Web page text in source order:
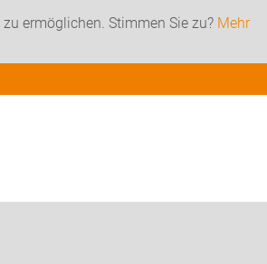
ermöglichen. Stimmen Sie zu? Mehr